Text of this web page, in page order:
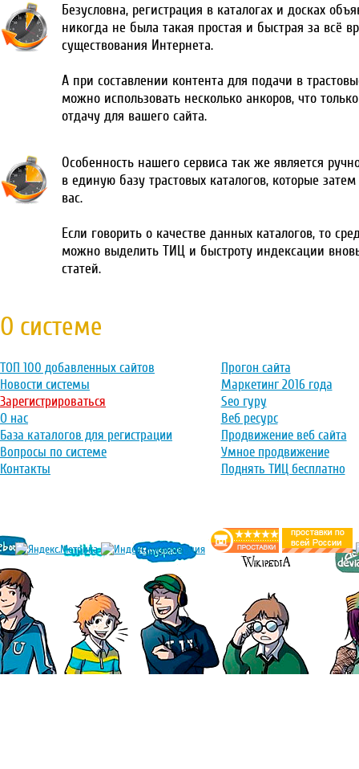
Безусловна, регистрация в каталогах и досках
никогда не была такая простая и быстрая за всё
существования Интернета.
А при составлении контента для подачи в
можно использовать несколько анкоров, что
отдачу для вашего сайта.
Особенность нашего сервиса так же является
в единую базу трастовых каталогов, которые
вас.
Если говорить о качестве данных каталогов, то
можно выделить ТИЦ и быстроту индексации
статей.
О системе
ТОП 100 добавленных сайтов
Новости системы
Зарегистрироваться
О нас
База каталогов для регистрации
Вопросы по системе
Контакты
Прогон сайта
Маркетинг 2016 года
Seo гуру
Веб ресурс
Продвижение веб сайта
Умное продвижение
Поднять ТИЦ бесплатно